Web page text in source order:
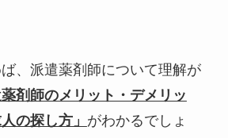
、派遣薬剤師について理解が
薬剤師のメリット・デメリッ
の探し方」 がわかるでしょ